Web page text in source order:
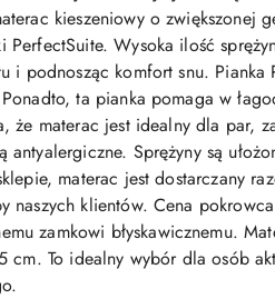
kieszeniowy o zwiększonej
PerfectSuite. Wysoka ilość
i podnosząc komfort snu.
ta pianka pomaga w
że materac jest idealny dla par,
antyalergiczne. Sprężyny są
materac jest dostarczany
naszych klientów. Cena
zamkowi błyskawicznemu.
cm. To idealny wybór dla osób